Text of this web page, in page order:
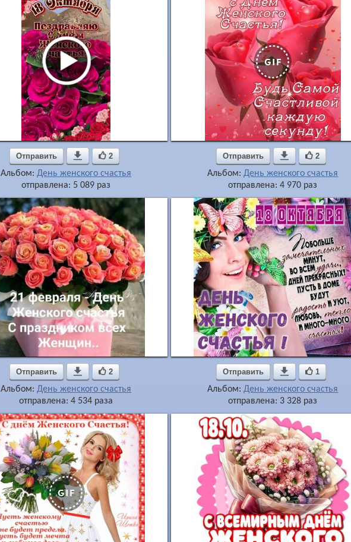
Отправить  2
Альбом: День женского счастья
отправлена: 5 089 раз
Отправить  2
Альбом:День женского счастья
отправлена: 4 970 раз
Отправить  2
Альбом: День женского счастья
отправлена: 4 534 раза
Отправить  1
Альбом:День женского счастья
отправлена: 3 328 раз